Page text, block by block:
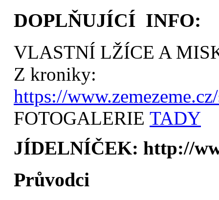
DOPLŇUJÍCÍ INFO:
VLASTNÍ LŽÍCE A
Z kroniky:
https://
FOTOGALERIE TADY
JÍDELNÍČEK: http://
Průvodci